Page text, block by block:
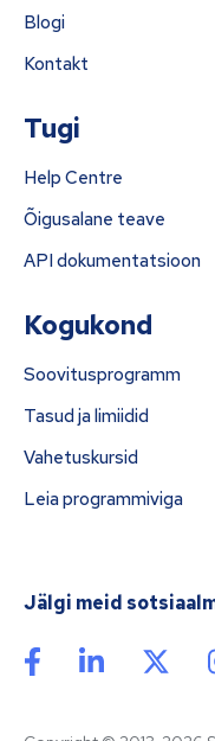
Blogi
Kontakt
Tugi
Help Centre
Õigusalane teave
API dokumentatsioon
Kogukond
Soovitusprogramm
Tasud ja limiidid
Vahetuskursid
Leia programmiviga
Jälgi meid